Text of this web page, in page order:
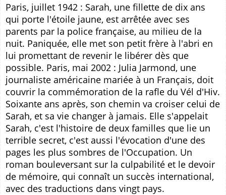
Paris, juillet 1942 : Sarah, une fillette de dix ans
qui porte l'étoile jaune, est arrêtée avec ses
parents par la police française, au milieu de la
nuit. Paniquée, elle met son petit frère à l'abri en
lui promettant de revenir le libérer dès que
possible. Paris, mai 2002 : Julia Jarmond, une
journaliste américaine mariée à un Français, doit
couvrir la commémoration de la rafle du Vél d'Hiv.
Soixante ans après, son chemin va croiser celui de
Sarah, et sa vie changer à jamais. Elle s'appelait
Sarah, c'est l'histoire de deux familles que lie un
terrible secret, c'est aussi l'évocation d'une des
pages les plus sombres de l'Occupation. Un
roman bouleversant sur la culpabilité et le devoir
de mémoire, qui connaît un succès international,
avec des traductions dans vingt pays.